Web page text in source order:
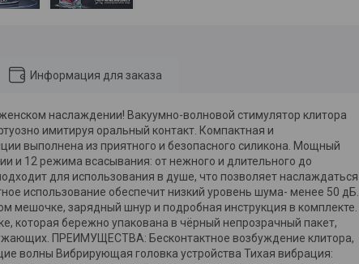
Информация для заказа
наслаждении! Вакуумно-волновой стимулятор клитора
имитируя оральный контакт. Компактная и
выполнена из приятного и безопасного силикона. Мощный
и 12 режима всасывания: от нежного и длительного до
для использования в душе, что позволяет наслаждаться
использование обеспечит низкий уровень шума- менее 50 дБ.
мешочке, зарядный шнур и подробная инструкция в комплекте.
которая бережно упакована в чёрный непрозрачный пакет,
ПРЕИМУЩЕСТВА: Бесконтактное возбуждение клитора,
волны Вибрирующая головка устройства Тихая вибрация: